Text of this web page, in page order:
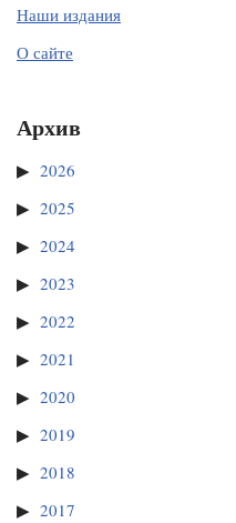
Наши издания
О сайте
Архив
2026
2025
2024
2023
2022
2021
2020
2019
2018
2017